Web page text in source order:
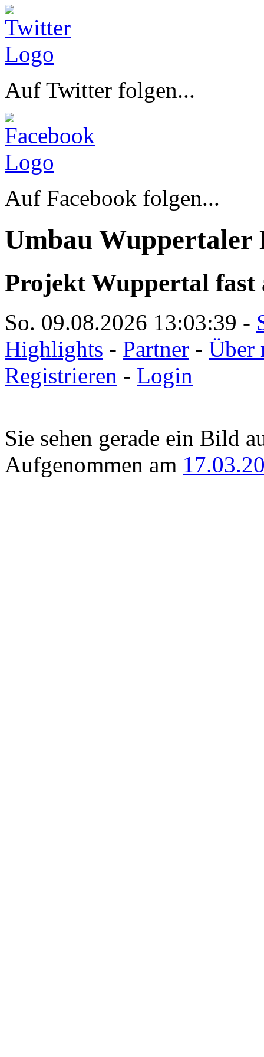
Auf Twitter folgen...
Auf Facebook folgen...
Umbau Wuppertaler
Projekt Wuppertal fast
So. 09.08.2026 13:03:39 -
Highlights - Partner - Über
Registrieren - Login
Sie sehen gerade ein Bild
Aufgenommen am